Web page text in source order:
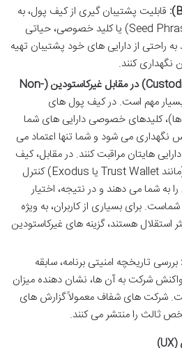
قابلیت پشتیبان گیری از کیف پول، به
ویژه از عبارت بازیابی (Seed Phrase) یا کلید خصوصی، حیاتی
به راحتی از دارایی های خود پشتیبان تهیه
نگهداری کنند.
کیف پول کاستودین (Custodial) در مقابل غیرکاستودین (Non-
بسیار مهم است. در کیف پول های
ها)، کلیدهای خصوصی دارایی های شما
نگهداری می شود و شما تنها اعتماد می
هایتان مراقبت کنند. در مقابل، کیف
پول های غیرکاستودین (مانند Trust Wallet یا Exodus) کنترل
شما می دهند و در نتیجه، اختیار
برای بسیاری از کاربران، به ویژه
استقلال هستند، گزینه های غیرکاستودین
بررسی تاریخچه امنیتی برنامه، سابقه
شرکت به آن ها، نشان دهنده میزان
شرکت های شفاف معمولاً گزارش های
ثالث را منتشر می کنند.